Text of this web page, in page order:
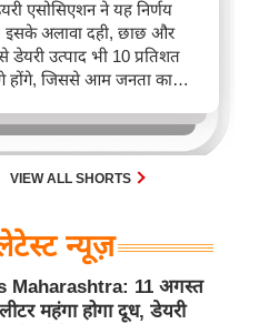
एसोसिएशन ने यह निर्णय
इसके अलावा दही, छाछ और
डेयरी उत्पाद भी 10 प्रतिशत
होंगे, जिससे आम जनता का
VIEW ALL SHORTS
न्यूज़
Maharashtra: 11 अगस्त
महंगा होगा दूध, डेयरी